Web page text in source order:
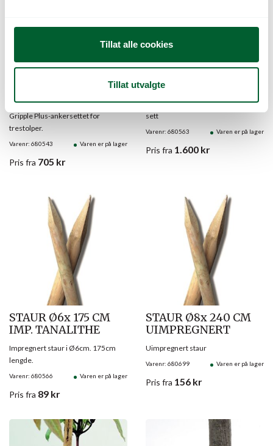
Tillat alle cookies
Tillat utvalgte
GRIPPLE JORDANKER
2022 GPAK PLUS W
NO.4 (6 PK)
Varenr: 680543 Varen er på lager
Gripple Plus-ankersettet for
trestolper.
Pris fra 705 kr
GRIPPLE DRIVER
TOOL 3: 1,4M
Varenr: 680563 Varen er på lager
Passer til Gripple Treoppbindings-
sett
Pris fra 1.600 kr
STAUR Ø6x 175 CM
IMP. TANALITHE
Varenr: 680566 Varen er på lager
Impregnert staur i Ø6cm. 175cm
lengde.
Pris fra 89 kr
STAUR Ø8x 240 CM
UIMPREGNERT
Varenr: 680699 Varen er på lager
Uimpregnert staur
Pris fra 156 kr